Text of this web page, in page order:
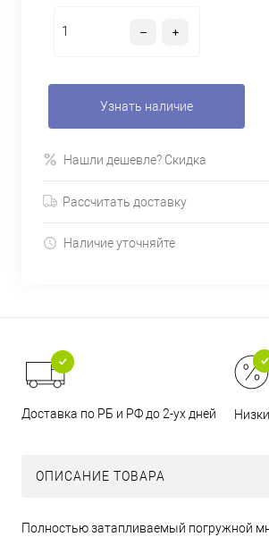
Узнать наличие
Нашли дешевле? Скидка
Рассчитать доставку
Наличие уточняйте
Доставка по РБ и РФ до 2-ух дней
ОПИСАНИЕ ТОВАРА
Полностью затапливаемый погружной